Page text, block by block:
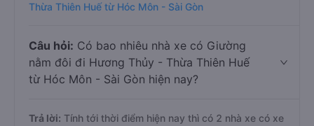
Thừa Thiên Huế từ Hóc Môn - Sài Gòn
Câu hỏi: Có bao nhiêu nhà xe có Giường
nằm đôi đi Hương Thủy - Thừa Thiên Huế
từ Hóc Môn - Sài Gòn hiện nay?
Trả lời: Tính tới thời điểm hiện nay thì có 2 nhà xe có xe